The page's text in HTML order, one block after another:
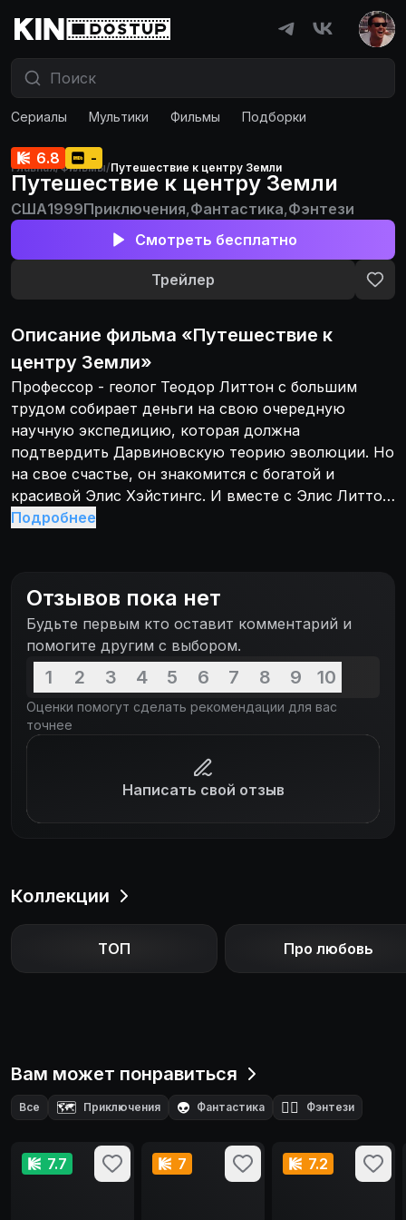
Сериалы Мультики Фильмы Подборки
Главная/Фильмы/Путешествие к центру Земли
6.8 -
Путешествие к центру Земли
США1999Приключения,Фантастика,Фэнтези
Смотреть бесплатно
Трейлер
Описание фильма «Путешествие к
центру Земли»
Профессор - геолог Теодор Литтон с большим
трудом собирает деньги на свою очередную
научную экспедицию, которая должна
подтвердить Дарвиновскую теорию эволюции. Но
на свое счастье, он знакомится с богатой и
красивой Элис Хэйстингс. И вместе с Элис Литтон
отправляется в Новую Зеландию на поиски ее
путешественникам предстоит, пережив
множество опасностей, пробраться по запутанным
подземным галереям к самому центру Земли, где
перед ними предстанет удивительный
доисторический мир...
Подробнее
Отзывов пока нет
Будьте первым кто оставит комментарий и
помогите другим с выбором.
1 2 3 4 5 6 7 8 9 10
Оценки помогут сделать рекомендации для вас
точнее
Написать свой отзыв
Коллекции
ТОП Про любовь
Вам может понравиться
Все 🗺️ Приключения 👽 Фантастика 🧙‍♂️ Фэнтези
7.7 7 7.2